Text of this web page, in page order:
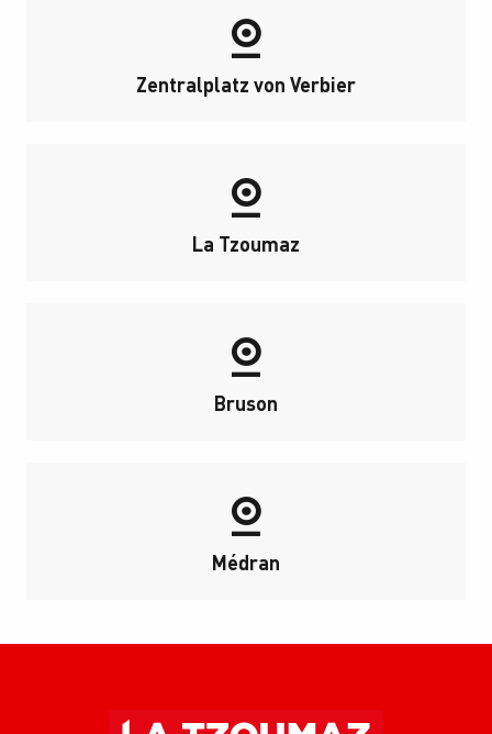
Zentralplatz von Verbier
La Tzoumaz
Bruson
Médran